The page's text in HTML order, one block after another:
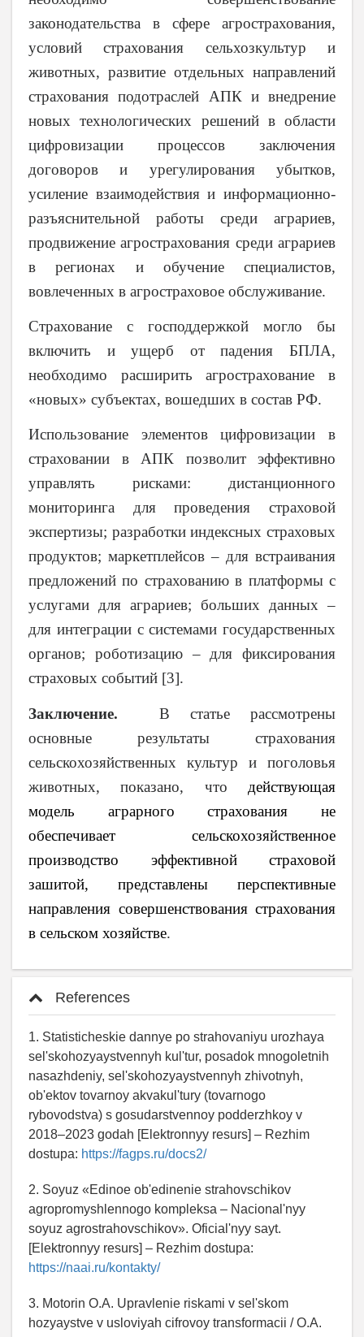
законодательства в сфере агрострахования,
условий страхования сельхозкультур и
животных, развитие отдельных направлений
страхования подотраслей АПК и внедрение
новых технологических решений в области
цифровизации процессов заключения
договоров и урегулирования убытков,
усиление взаимодействия и информационно-
разъяснительной работы среди аграриев,
продвижение агрострахования среди аграриев
в регионах и обучение специалистов,
вовлеченных в агростраховое обслуживание.
Страхование с господдержкой могло бы
включить и ущерб от падения БПЛА,
необходимо расширить агрострахование в
«новых» субъектах, вошедших в состав РФ.
Использование элементов цифровизации в
страховании в АПК позволит эффективно
управлять рисками: дистанционного
мониторинга для проведения страховой
экспертизы; разработки индексных страховых
продуктов; маркетплейсов – для встраивания
предложений по страхованию в платформы с
услугами для аграриев; больших данных –
для интеграции с системами государственных
органов; роботизацию – для фиксирования
страховых событий [3].
Заключение. В статье рассмотрены
основные результаты страхования
сельскохозяйственных культур и поголовья
животных, показано, что действующая
модель аграрного страхования не
обеспечивает сельскохозяйственное
производство эффективной страховой
зашитой, представлены перспективные
направления совершенствования страхования
в сельском хозяйстве.
References
1. Statisticheskie dannye po strahovaniyu urozhaya
sel'skohozyaystvennyh kul'tur, posadok mnogoletnih
nasazhdeniy, sel'skohozyaystvennyh zhivotnyh,
ob'ektov tovarnoy akvakul'tury (tovarnogo
rybovodstva) s gosudarstvennoy podderzhkoy v
2018–2023 godah [Elektronnyy resurs] – Rezhim
dostupa: https://fagps.ru/docs2/
2. Soyuz «Edinoe ob'edinenie strahovschikov
agropromyshlennogo kompleksa – Nacional'nyy
soyuz agrostrahovschikov». Oficial'nyy sayt.
[Elektronnyy resurs] – Rezhim dostupa:
https://naai.ru/kontakty/
3. Motorin O.A. Upravlenie riskami v sel'skom
hozyaystve v usloviyah cifrovoy transformacii / O.A.